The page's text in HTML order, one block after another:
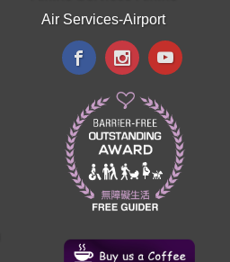
Air Services-Airport